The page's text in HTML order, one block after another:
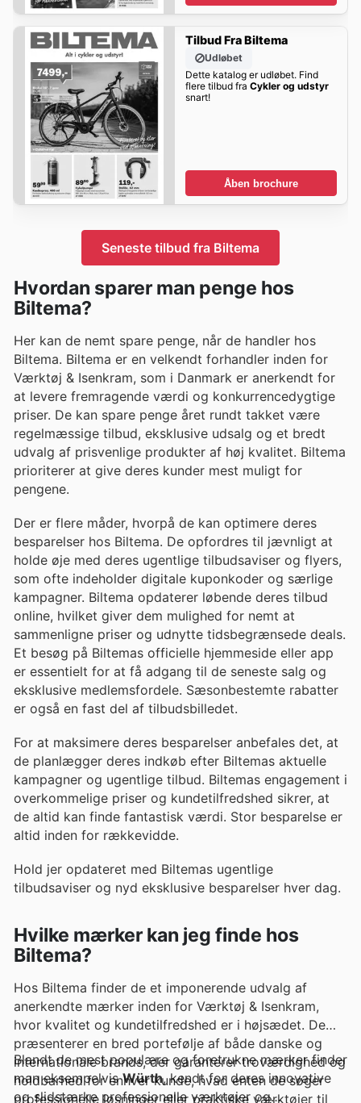
Tilbud Fra Biltema
Udløbet
Dette katalog er udløbet. Find
flere tilbud fra Cykler og udstyr
snart!
Åben brochure
Seneste tilbud fra Biltema
Hvordan sparer man penge hos
Biltema?
Her kan de nemt spare penge, når de handler hos
Biltema. Biltema er en velkendt forhandler inden for
Værktøj & Isenkram, som i Danmark er anerkendt for
at levere fremragende værdi og konkurrencedygtige
priser. De kan spare penge året rundt takket være
regelmæssige tilbud, eksklusive udsalg og et bredt
udvalg af prisvenlige produkter af høj kvalitet. Biltema
prioriterer at give deres kunder mest muligt for
pengene.
Der er flere måder, hvorpå de kan optimere deres
besparelser hos Biltema. De opfordres til jævnligt at
holde øje med deres ugentlige tilbudsaviser og flyers,
som ofte indeholder digitale kuponkoder og særlige
kampagner. Biltema opdaterer løbende deres tilbud
online, hvilket giver dem mulighed for nemt at
sammenligne priser og udnytte tidsbegrænsede deals.
Et besøg på Biltemas officielle hjemmeside eller app
er essentielt for at få adgang til de seneste salg og
eksklusive medlemsfordele. Sæsonbestemte rabatter
er også en fast del af tilbudsbilledet.
For at maksimere deres besparelser anbefales det, at
de planlægger deres indkøb efter Biltemas aktuelle
kampagner og ugentlige tilbud. Biltemas engagement i
overkommelige priser og kundetilfredshed sikrer, at
de altid kan finde fantastisk værdi. Stor besparelse er
altid inden for rækkevidde.
Hold jer opdateret med Biltemas ugentlige
tilbudsaviser og nyd eksklusive besparelser hver dag.
Hvilke mærker kan jeg finde hos
Biltema?
Hos Biltema finder de et imponerende udvalg af
anerkendte mærker inden for Værktøj & Isenkram,
hvor kvalitet og kundetilfredshed er i højsædet. De
præsenterer en bred portefølje af både danske og
internationale brands, der garanterer troværdighed og
holdbarhed for enhver kunde, hvad enten de søger
professionelle løsninger eller praktiske værktøjer til
Blandt de mest populære og foretrukne mærker finder
man eksempelvisWürth, kendt for deres innovative
og slidstærke professionelle værktøjer og